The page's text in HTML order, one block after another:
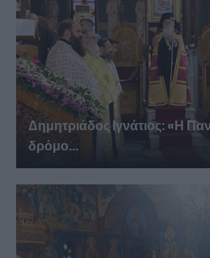
Δημητριάδος Ιγνάτιος: «Η
δρόμο...